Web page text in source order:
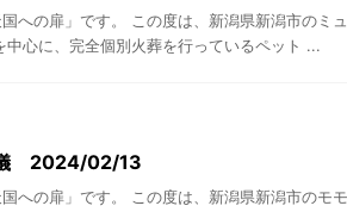
への扉」です。 この度は、新潟県新潟市のミ
心に、完全個別火葬を行っているペット ...
儀 2024/02/13
への扉」です。 この度は、新潟県新潟市のモ